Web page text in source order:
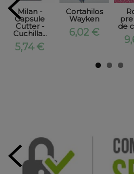
Milan -
Capsule
Cutter -
Cuchilla...
5,74 €
Cortahilos
Wayken
6,02 €
de